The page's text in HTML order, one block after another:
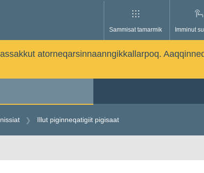
Sammisat tamarmik Imminut
atorneqarsinnaanngikkallarpoq.
Illut piginneqatigiit pigisaat